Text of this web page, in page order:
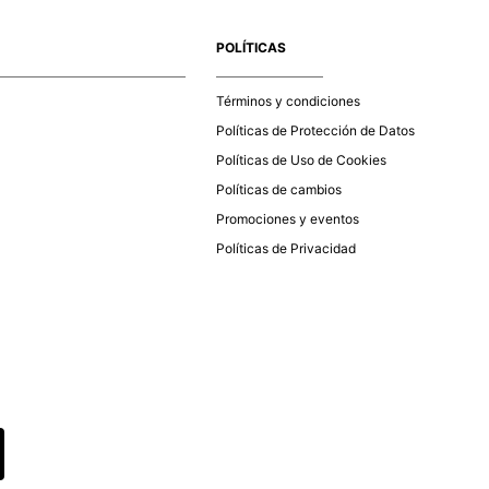
puedes ingresar al menú de “Mi cuenta - Mis Pedidos” en
POLÍTICAS
Términos y condiciones
Políticas de Protección de Datos
Políticas de Uso de Cookies
Políticas de cambios
Promociones y eventos
Políticas de Privacidad